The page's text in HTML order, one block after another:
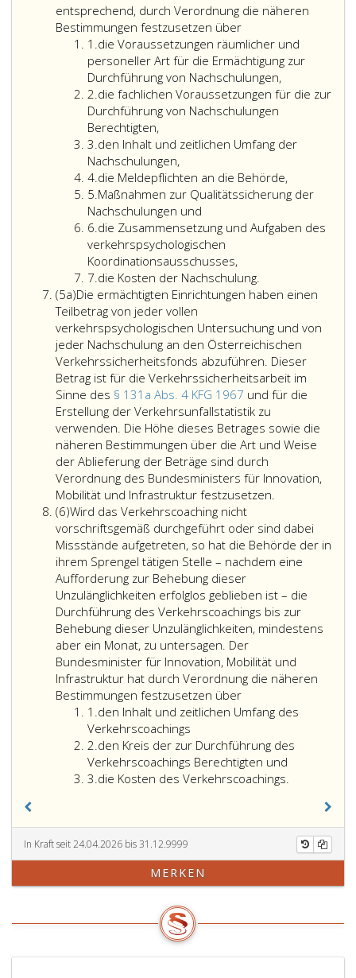
einer
gemäß
eins
StVO
der
99,
Absatz
eine
Im
der
oder
Bei
der
noch
nicht
durchgeführten
Untersuchungen
oder
Maßnahmen
Vor
Wiederausfolgung
des
Führerscheines
oder
der
Wiedererteilung
der
Lenkberechtigung
nach
einer
solchen
Entziehung
hat
der
Betreffende
jedoch
alle
bereits
angeordneten
Maßnahmen
und
Untersuchungen
zu
absolvieren.
Maßnahmen
oder
Untersuchungen,
die
anzuordnen
gewesen
wären,
von
denen
Satz 1
aber
abgesehen
von
Behörde
anzuordnen
ebenfalls
zu
gesundheitlichen
Eignung
noch
gegeben
sind,
ist
ein
einem
erstelltes
Gutachten
gemäß
Paragraph
8,
einzuholen
und
gegebenenfalls
die
Lenkberechtigung
einzuschränken
oder
zu
entziehen.
Bei
Bedenken
hinsichtlich
der
fachlichen
Befähigung
ist
ein
Gutachten
gemäß
Paragraph
10,
einzuholen
und
gegebenenfalls
die
Lenkberechtigung
zu
entziehen.
der
Besitzer
der
der
Frist
einem
Bescheid,
mit
Aufforderung,
entsprechend, durch Verordnung die näheren
Bestimmungen festzusetzen überDie
Nachschulungen
dürfen
nur
von
gemäß
36,
ermächtigten
Einrichtungen
werden.
für
Innovation,
und
Infrastruktur
hat,
dem
Stand
der
Wissenschaft
und
Technik
entsprechend,
durch
Verordnung
die
näheren
Bestimmungen
festzusetzen
über
1.Ziffer
eins
die Voraussetzungen räumlicher und
personeller Art für die Ermächtigung zur
Durchführung von Nachschulungen,
2.Ziffer
2
die fachlichen Voraussetzungen für die zur
Durchführung von Nachschulungen
Berechtigten,
3.Ziffer
3
den Inhalt und zeitlichen Umfang der
Nachschulungen,
4.Ziffer
4
die Meldepflichten an die Behörde,
5.Ziffer
5
Maßnahmen zur Qualitätssicherung der
Nachschulungen und
6.Ziffer
6
die Zusammensetzung und Aufgaben des
verkehrspsychologischen
Koordinationsausschusses,
7.Ziffer
7
die Kosten der Nachschulung.
(5a)Absatz
5
a,
Die ermächtigten Einrichtungen haben einen
Teilbetrag von jeder vollen
verkehrspsychologischen Untersuchung und von
jeder Nachschulung an den Österreichischen
Verkehrssicherheitsfonds abzuführen. Dieser
Betrag ist für die Verkehrssicherheitsarbeit im
Sinne des § 131a Abs. 4 KFG 1967 und für die
Erstellung der Verkehrsunfallstatistik zu
verwenden. Die Höhe dieses Betrages sowie die
näheren Bestimmungen über die Art und Weise
der Ablieferung der Beträge sind durch
Verordnung des Bundesministers für Innovation,
Mobilität und Infrastruktur festzusetzen.
Einrichtungen
haben
einen
von
jeder
vollen
Untersuchung
und
jeder
an
den
abzuführen.
Dieser
Betrag
ist
im
des
(6)Absatz
6,
Wird das Verkehrscoaching nicht
vorschriftsgemäß durchgeführt oder sind dabei
Missstände aufgetreten, so hat die Behörde der in
ihrem Sprengel tätigen Stelle – nachdem eine
Aufforderung zur Behebung dieser
Unzulänglichkeiten erfolglos geblieben ist – die
Durchführung des Verkehrscoachings bis zur
Behebung dieser Unzulänglichkeiten, mindestens
aber ein Monat, zu untersagen. Der
Bundesminister für Innovation, Mobilität und
Infrastruktur hat durch Verordnung die näheren
Bestimmungen festzusetzen über
1.Ziffer
eins
den Inhalt und zeitlichen Umfang des
Verkehrscoachings
2.Ziffer
2
den Kreis der zur Durchführung des
Verkehrscoachings Berechtigten und
3.Ziffer
die Kosten des Verkehrscoachings.
In Kraft seit 24.04.2026 bis 31.12.9999
MERKEN